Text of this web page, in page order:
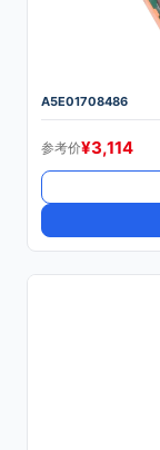
A5E01708486
参考价¥3,114